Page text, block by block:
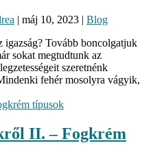
| máj 10, 2023 | Blog
Tovább boncolgatjuk
sokat megtudtunk az
szeretnénk
fehér mosolyra vágyik,
II. – Fogkrém